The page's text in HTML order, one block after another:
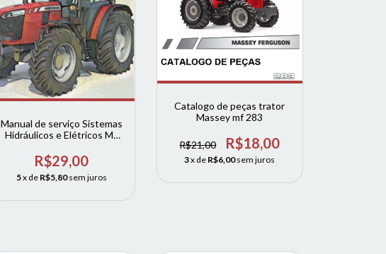
Manual de serviço Sistemas
Hidráulicos e Elétricos MF
massey ferguson
R$29,00
5x de R$5,80 sem juros
Catalogo de peças trator
Massey mf 283
R$21,00 R$18,00
3x de R$6,00sem juros